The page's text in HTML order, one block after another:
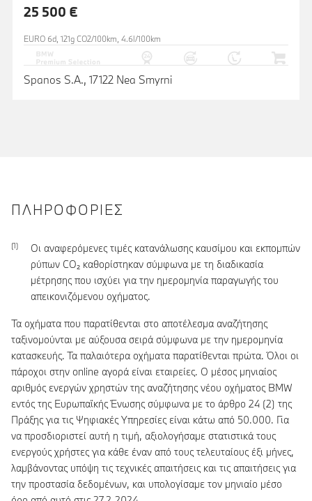
25 500 €
EURO 6d, 121g CO2/100km, 4.6l/100km
Spanos S.A., 17122 Nea Smyrni
ΠΛΗΡΟΦΟΡΊΕΣ
Οι αναφερόμενες τιμές κατανάλωσης καυσίμου και εκπομπών
ρύπων CO₂ καθορίστηκαν σύμφωνα με τη διαδικασία
μέτρησης που ισχύει για την ημερομηνία παραγωγής του
απεικονιζόμενου οχήματος.
Τα οχήματα που παρατίθενται στο αποτέλεσμα αναζήτησης
ταξινομούνται με αύξουσα σειρά σύμφωνα με την ημερομηνία
κατασκευής. Τα παλαιότερα οχήματα παρατίθενται πρώτα. Όλοι οι
πάροχοι στην online αγορά είναι εταιρείες. Ο μέσος μηνιαίος
αριθμός ενεργών χρηστών της αναζήτησης νέου οχήματος BMW
εντός της Ευρωπαϊκής Ένωσης σύμφωνα με το άρθρο 24 (2) της
Πράξης για τις Ψηφιακές Υπηρεσίες είναι κάτω από 50.000. Για
να προσδιοριστεί αυτή η τιμή, αξιολογήσαμε στατιστικά τους
ενεργούς χρήστες για κάθε έναν από τους τελευταίους έξι μήνες,
λαμβάνοντας υπόψη τις τεχνικές απαιτήσεις και τις απαιτήσεις για
την προστασία δεδομένων, και υπολογίσαμε τον μηνιαίο μέσο